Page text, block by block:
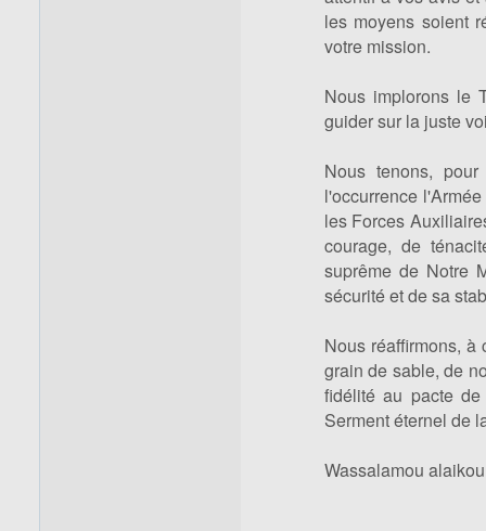
les moyens soient
votre mission.
Nous implorons le
guider sur la juste
Nous tenons,
l'occurrence
les Forces
courage, de
suprême de Notre
sécurité et de sa
Nous réaffirmons,
grain de sable, de
fidélité au pacte
Serment éternel de
Wassalamou